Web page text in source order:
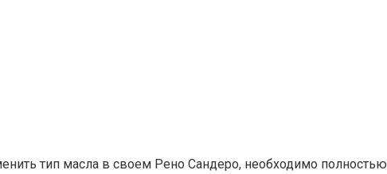
тип масла в своем Рено Сандеро, необходимо полностью